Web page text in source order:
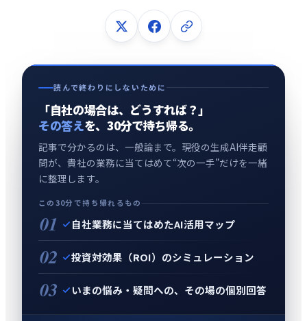
読んで終わりにしないために
「自社の場合は、どうすれば？」
その答えを、30分で持ち帰る。
記事で分かるのは、一般論まで。現役の生成AI伴走顧
問が、貴社の業務に当てはめて“次の一手”だけを一緒
に整理します。
この30分で持ち帰れるもの
01 自社業務に当てはめたAI活用マップ
02 投資対効果（ROI）のシミュレーション
03 いまの悩み・疑問への、その場の個別回答